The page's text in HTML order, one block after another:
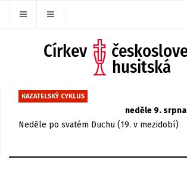
KAZATELSKÝ CYKLUS
neděle 9. srpna
Neděle po svatém Duchu (19. v mezidobí)